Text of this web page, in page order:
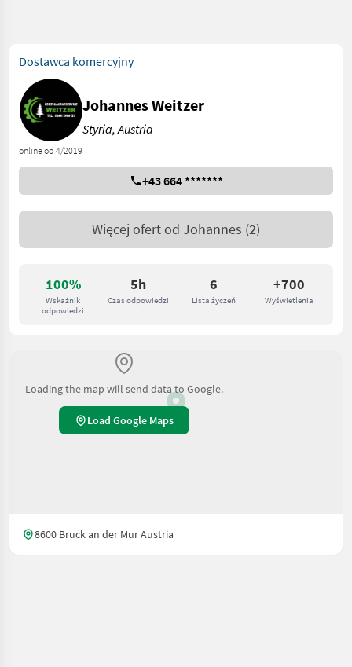
100%
Wskaźnik
odpowiedzi
5h
Czas odpowiedzi
6
Lista życzeń
+700
Wyświetlenia
Dostawca komercyjny
online od 4/2019
Johannes Weitzer
Styria, Austria
+43 664 *******
Więcej ofert od Johannes (2)
Loading the map will send data to Google.
Load Google Maps
8600 Bruck an der Mur Austria